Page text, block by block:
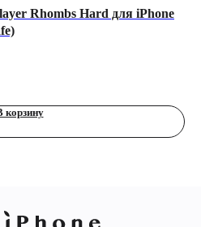
Rhombs Hard для iPhone
корзину